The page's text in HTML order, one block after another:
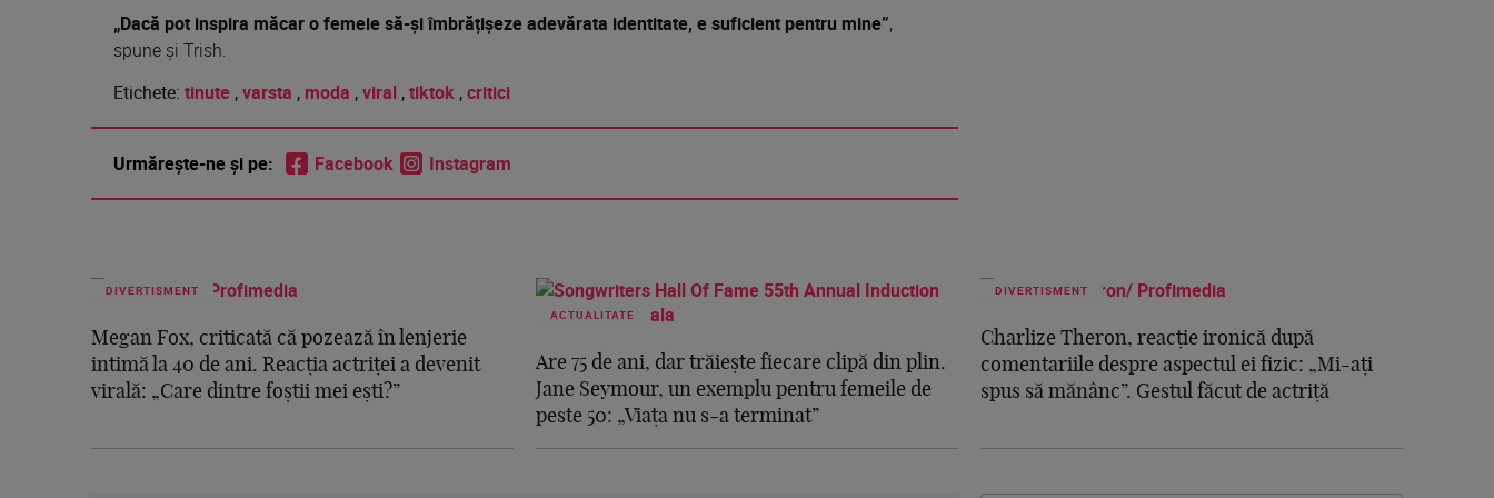
„Dacă pot inspira măcar o femeie să-și îmbrățișeze adevărata identitate, e suficient pentru mine”,
spune și Trish.
Etichete: tinute ,varsta , moda ,viral ,tiktok ,critici
Urmărește-ne și pe: Facebook Instagram
DIVERTISMENT
Megan Fox, criticată că pozează în lenjerie
intimă la 40 de ani. Reacția actriței a devenit
virală: „Care dintre foștii mei ești?”
ACTUALITATE
Are 75 de ani, dar trăiește fiecare clipă din plin.
Jane Seymour, un exemplu pentru femeile de
peste 50: „Viața nu s-a terminat”
DIVERTISMENT
Charlize Theron, reacție ironică după
comentariile despre aspectul ei fizic: „Mi-ați
spus să mănânc”. Gestul făcut de actriță